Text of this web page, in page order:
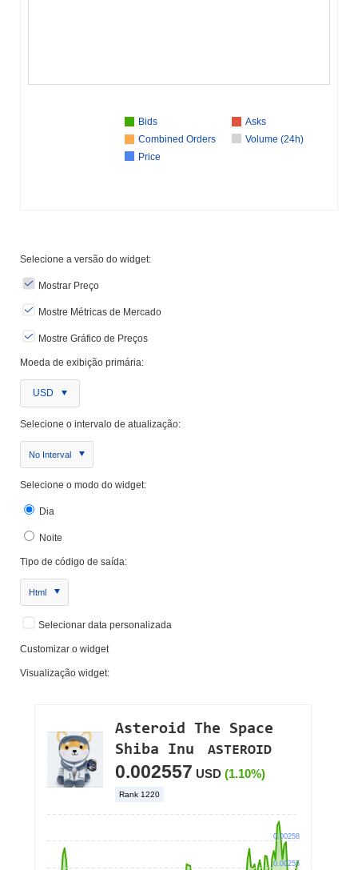
Bids
Asks
Combined Orders
Volume (24h)
Price
Selecione a versão do widget:
Mostrar Preço
Mostre Métricas de Mercado
Mostre Gráfico de Preços
Moeda de exibição primária:
USD
Selecione o intervalo de atualização:
No Interval
Selecione o modo do widget:
Dia
Noite
Tipo de código de saída:
Html
Selecionar data personalizada
Customizar o widget
Visualização widget: